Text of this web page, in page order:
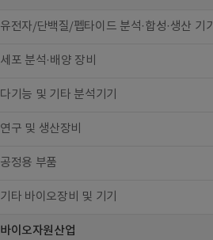
유전자/단백질/펩타이드 분석·합성·생산 기기
세포 분석·배양 장비
다기능 및 기타 분석기기
연구 및 생산장비
공정용 부품
기타 바이오장비 및 기기
바이오자원산업